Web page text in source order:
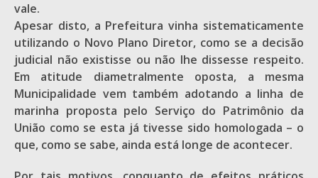
vale.
Apesar disto, a Prefeitura vinha sistematicamente
utilizando o Novo Plano Diretor, como se a decisão
judicial não existisse ou não lhe dissesse respeito.
Em atitude diametralmente oposta, a mesma
Municipalidade vem também adotando a linha de
marinha proposta pelo Serviço do Patrimônio da
União como se esta já tivesse sido homologada – o
que, como se sabe, ainda está longe de acontecer.